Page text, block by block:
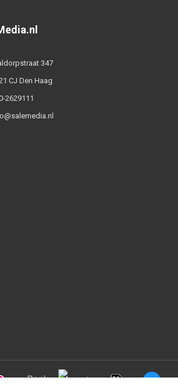
347
CJ Den Haag
2629111